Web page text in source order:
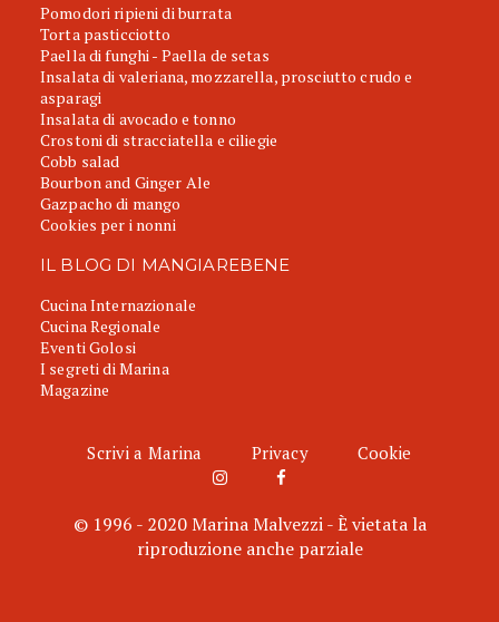
Pomodori ripieni di burrata
Torta pasticciotto
Paella di funghi - Paella de setas
Insalata di valeriana, mozzarella, prosciutto crudo e
asparagi
Insalata di avocado e tonno
Crostoni di stracciatella e ciliegie
Cobb salad
Bourbon and Ginger Ale
Gazpacho di mango
Cookies per i nonni
IL BLOG DI MANGIAREBENE
Cucina Internazionale
Cucina Regionale
Eventi Golosi
I segreti di Marina
Magazine
Scrivi a Marina Privacy Cookie
© 1996 - 2020 Marina Malvezzi - È vietata la
riproduzione anche parziale